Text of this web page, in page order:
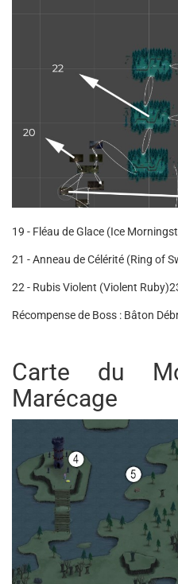
19 - Fléau de Glace (Ice
21 - Anneau de Célérité (Ring of
22 - Rubis Violent (Violent Ruby)
Récompense de Boss : Bâton
Carte du
Marécage